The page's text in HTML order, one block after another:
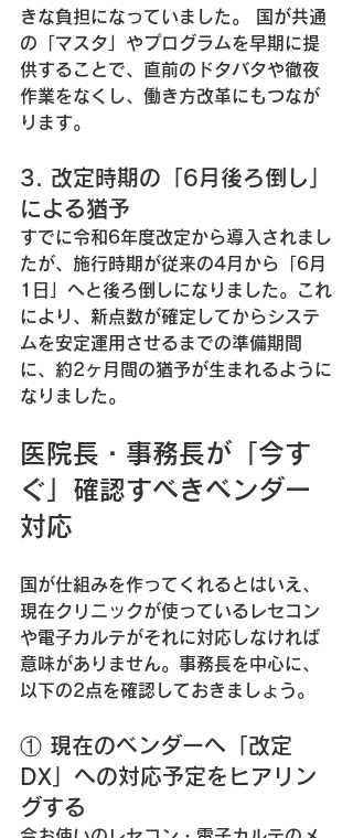
きな負担になっていました。 国が共通
の「マスタ」やプログラムを早期に提
供することで、直前のドタバタや徹夜
作業をなくし、働き方改革にもつなが
ります。
3. 改定時期の「6月後ろ倒し」
による猶予
すでに令和6年度改定から導入されまし
たが、施行時期が従来の4月から「6月
1日」へと後ろ倒しになりました。これ
により、新点数が確定してからシステ
ムを安定運用させるまでの準備期間
に、約2ヶ月間の猶予が生まれるように
なりました。
医院長・事務長が「今す
ぐ」確認すべきベンダー
対応
国が仕組みを作ってくれるとはいえ、
現在クリニックが使っているレセコン
や電子カルテがそれに対応しなければ
意味がありません。事務長を中心に、
以下の2点を確認しておきましょう。
① 現在のベンダーへ「改定
DX」への対応予定をヒアリン
グする